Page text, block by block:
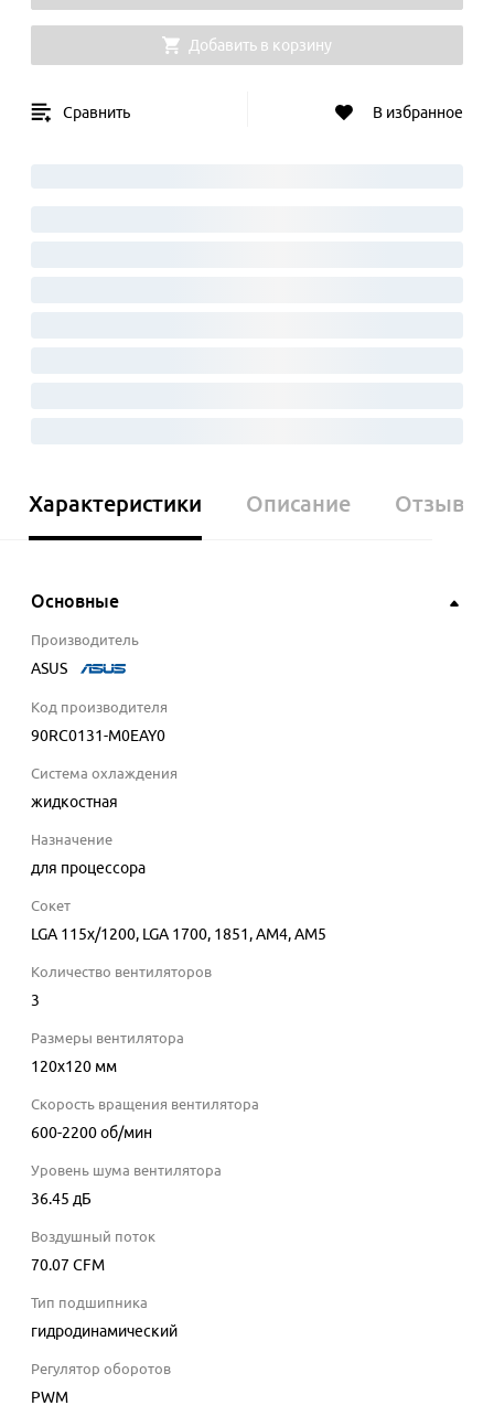
Добавить в корзину
Сравнить В избранное
Характеристики Описание Отзывы
Основные
Производитель
ASUS
Код производителя
90RC0131-M0EAY0
Система охлаждения
жидкостная
Назначение
для процессора
Сокет
LGA 115x/1200, LGA 1700, 1851, AM4, AM5
Количество вентиляторов
3
Размеры вентилятора
120x120 мм
Скорость вращения вентилятора
600-2200об/мин
Уровень шума вентилятора
36.45 дБ
Воздушный поток
70.07 CFM
Тип подшипника
гидродинамический
Регулятор оборотов
PWM